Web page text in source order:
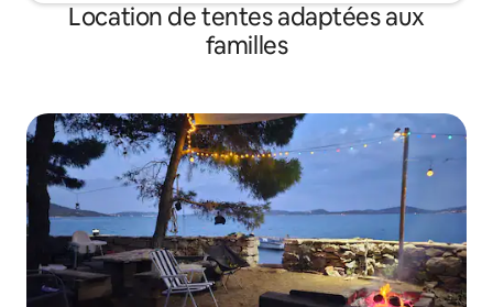
Location de tentes adaptées aux
familles